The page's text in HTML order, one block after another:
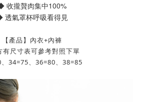
收攏贅肉集中100%
透氣罩杯呼吸看得見
【產品】內衣+內褲
有尺寸表可參考對照下單
34=75、36=80、38=85